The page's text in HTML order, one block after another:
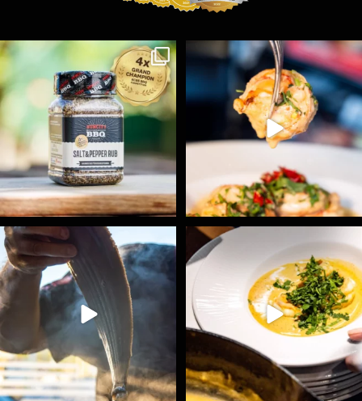
Koření Suncity – autentická BBQ chuť u vás doma!...
1 0
Spoustu podobných triků, které vám usnadní nejenom ...
9 0
Ryba na grilu je opravdu rychlá, a stejně tak Všechny fámozní recepty, které znáte z našich
0